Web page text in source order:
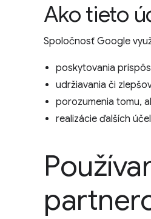
Ako tieto
Spoločnosť Google
poskytovania
udržiavania či
porozumenia tomu,
realizácie ďalších